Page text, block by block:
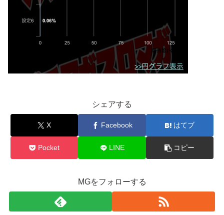
シェアする
X Facebook はてブ
Pocket LINE コピー
MGをフォローする